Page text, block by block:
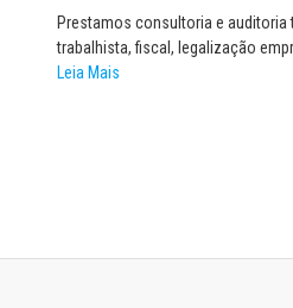
Prestamos consultoria e auditoria
trabalhista, fiscal, legalização
Leia Mais